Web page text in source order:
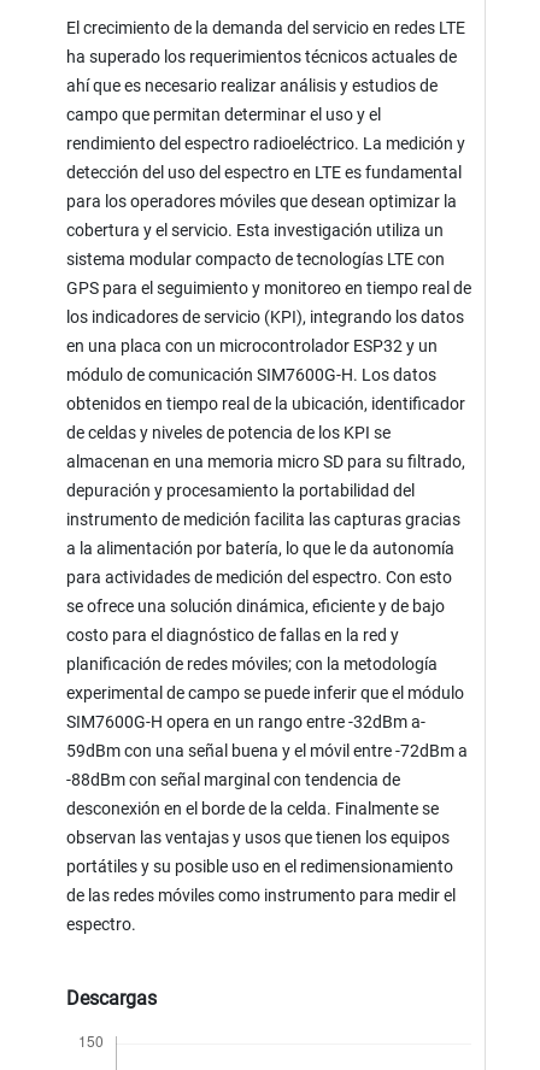
El crecimiento de la demanda del servicio en redes LTE
ha superado los requerimientos técnicos actuales de
ahí que es necesario realizar análisis y estudios de
campo que permitan determinar el uso y el
rendimiento del espectro radioeléctrico. La medición y
detección del uso del espectro en LTE es fundamental
para los operadores móviles que desean optimizar la
cobertura y el servicio. Esta investigación utiliza un
sistema modular compacto de tecnologías LTE con
GPS para el seguimiento y monitoreo en tiempo real de
los indicadores de servicio (KPI), integrando los datos
en una placa con un microcontrolador ESP32 y un
módulo de comunicación SIM7600G-H. Los datos
obtenidos en tiempo real de la ubicación, identificador
de celdas y niveles de potencia de los KPI se
almacenan en una memoria micro SD para su filtrado,
depuración y procesamiento la portabilidad del
instrumento de medición facilita las capturas gracias
a la alimentación por batería, lo que le da autonomía
para actividades de medición del espectro. Con esto
se ofrece una solución dinámica, eficiente y de bajo
costo para el diagnóstico de fallas en la red y
planificación de redes móviles; con la metodología
experimental de campo se puede inferir que el módulo
SIM7600G-H opera en un rango entre -32dBm a-
59dBm con una señal buena y el móvil entre -72dBm a
-88dBm con señal marginal con tendencia de
desconexión en el borde de la celda. Finalmente se
observan las ventajas y usos que tienen los equipos
portátiles y su posible uso en el redimensionamiento
de las redes móviles como instrumento para medir el
espectro.
Descargas